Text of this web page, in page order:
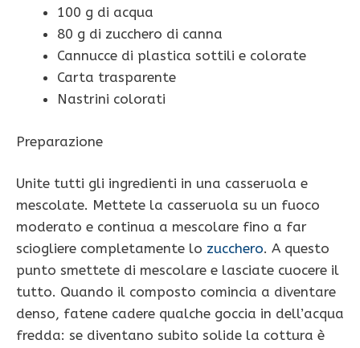
100 g di acqua
80 g di zucchero di canna
Cannucce di plastica sottili e colorate
Carta trasparente
Nastrini colorati
Preparazione
Unite tutti gli ingredienti in una casseruola e
mescolate. Mettete la casseruola su un fuoco
moderato e continua a mescolare fino a far
sciogliere completamente lo zucchero. A questo
punto smettete di mescolare e lasciate cuocere il
tutto. Quando il composto comincia a diventare
denso, fatene cadere qualche goccia in dell’acqua
fredda: se diventano subito solide la cottura è